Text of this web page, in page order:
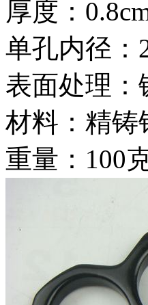
厚度：
单孔内径：
表面处理：
材料：精铸
重量：100